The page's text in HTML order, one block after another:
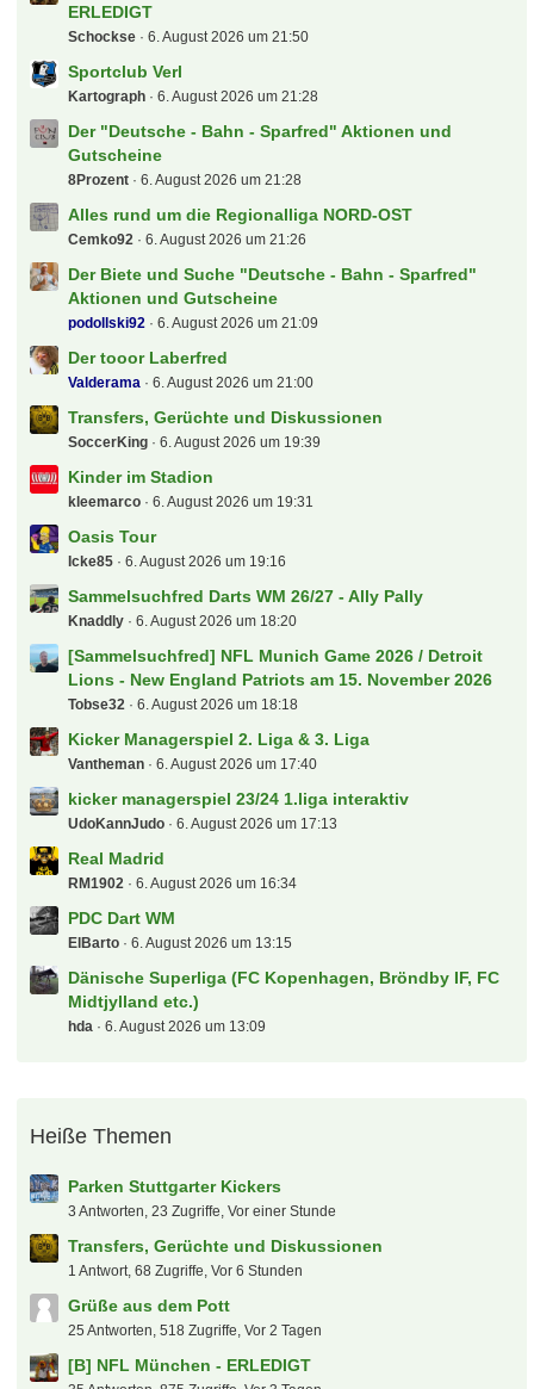
ERLEDIGT
Schockse 6. August 2026 um 21:50
Sportclub Verl
Kartograph 6. August 2026 um 21:28
Der "Deutsche - Bahn - Sparfred" Aktionen und
Gutscheine
8Prozent 6. August 2026 um 21:28
Alles rund um die Regionalliga NORD-OST
Cemko92 6. August 2026 um 21:26
Der Biete und Suche "Deutsche - Bahn - Sparfred"
Aktionen und Gutscheine
podollski92 6. August 2026 um 21:09
Der tooor Laberfred
Valderama 6. August 2026 um 21:00
Transfers, Gerüchte und Diskussionen
SoccerKing 6. August 2026 um 19:39
Kinder im Stadion
kleemarco 6. August 2026 um 19:31
Oasis Tour
Icke85 6. August 2026 um 19:16
Sammelsuchfred Darts WM 26/27 - Ally Pally
Knaddly 6. August 2026 um 18:20
[Sammelsuchfred] NFL Munich Game 2026 / Detroit
Lions - New England Patriots am 15. November 2026
Tobse32 6. August 2026 um 18:18
Kicker Managerspiel 2. Liga & 3. Liga
Vantheman 6. August 2026 um 17:40
kicker managerspiel 23/24 1.liga interaktiv
UdoKannJudo 6. August 2026 um 17:13
Real Madrid
RM1902 6. August 2026 um 16:34
PDC Dart WM
ElBarto 6. August 2026 um 13:15
Dänische Superliga (FC Kopenhagen, Bröndby IF, FC
Midtjylland etc.)
hda 6. August 2026 um 13:09
Heiße Themen
Parken Stuttgarter Kickers
3 Antworten, 23 Zugriffe, Vor einer Stunde
Transfers, Gerüchte und Diskussionen
1 Antwort, 68 Zugriffe, Vor 6 Stunden
Grüße aus dem Pott
25 Antworten, 518 Zugriffe, Vor 2 Tagen
[B] NFL München - ERLEDIGT